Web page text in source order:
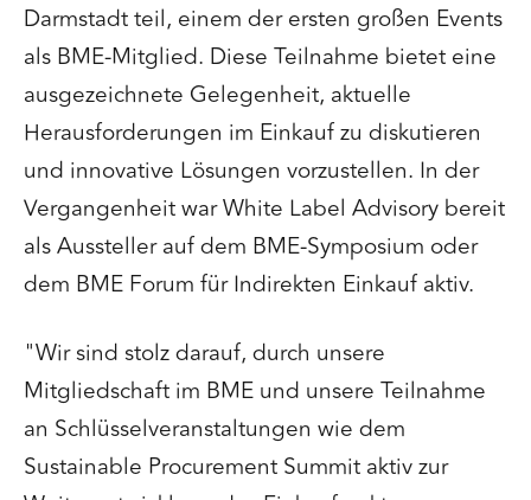
Darmstadt teil, einem der ersten großen Events
als BME-Mitglied. Diese Teilnahme bietet eine
ausgezeichnete Gelegenheit, aktuelle
Herausforderungen im Einkauf zu diskutieren
und innovative Lösungen vorzustellen. In der
Vergangenheit war White Label Advisory bereit
als Aussteller auf dem BME-Symposium oder
dem BME Forum für Indirekten Einkauf aktiv.
"Wir sind stolz darauf, durch unsere
Mitgliedschaft im BME und unsere Teilnahme
an Schlüsselveranstaltungen wie dem
Sustainable Procurement Summit aktiv zur